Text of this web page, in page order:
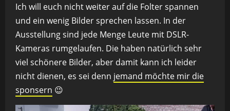
Ich will euch nicht weiter auf die Folter spannen
und ein wenig Bilder sprechen lassen. In der
Ausstellung sind jede Menge Leute mit DSLR-
Kameras rumgelaufen. Die haben natürlich sehr
viel schönere Bilder, aber damit kann ich leider
nicht dienen, es sei denn jemand möchte mir die
sponsern 😉